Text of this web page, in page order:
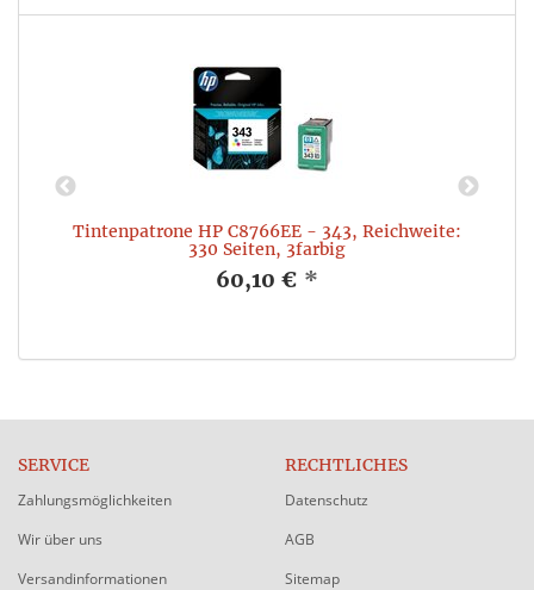
Tintenpatrone HP C8766EE - 343, Reichweite:
330 Seiten, 3farbig
60,10 € *
SERVICE
Zahlungsmöglichkeiten
Wir über uns
Versandinformationen
RECHTLICHES
Datenschutz
AGB
Sitemap